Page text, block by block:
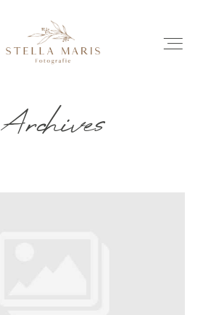
EINBLICKE
Archives